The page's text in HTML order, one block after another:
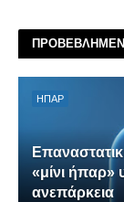
ΗΠΑΡ
«μίνι ήπαρ»
ανεπάρκεια